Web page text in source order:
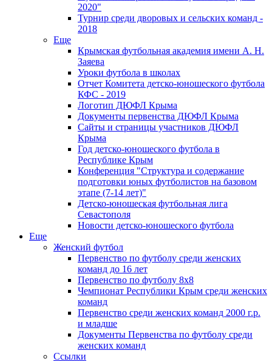
2020"
Турнир среди дворовых и сельских команд -
2018
Еще
Крымская футбольная академия имени А. Н.
Заяева
Уроки футбола в школах
Отчет Комитета детско-юношеского футбола
КФС - 2019
Логотип ДЮФЛ Крыма
Документы первенства ДЮФЛ Крыма
Сайты и страницы участников ДЮФЛ
Крыма
Год детско-юношеского футбола в
Республике Крым
Конференция "Структура и содержание
подготовки юных футболистов на базовом
этапе (7-14 лет)"
Детско-юношеская футбольная лига
Севастополя
Новости детско-юношеского футбола
Еще
Женский футбол
Первенство по футболу среди женских
команд до 16 лет
Первенство по футболу 8х8
Чемпионат Республики Крым среди женских
команд
Первенство среди женских команд 2000 г.р.
и младше
Документы Первенства по футболу среди
женских команд
Ссылки